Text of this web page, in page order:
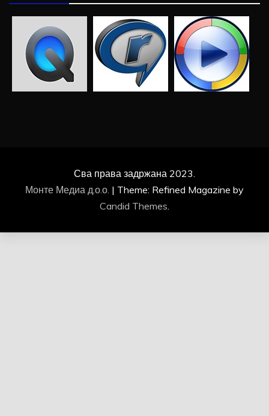
Сва права задржана 2023.
Монте Медиа д.о.о. | Theme: Refined Magazine by
Candid Themes.